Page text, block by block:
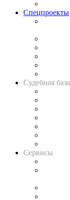
Спецпроекты
Судебная база
Сервисы